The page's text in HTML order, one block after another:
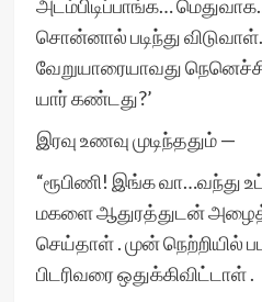
அடம்பிடிப்பாங்க… மெதுவாக…
சொன்னால் படிந்து
வேறுயாரையாவது
யார் கண்டது?’
இரவு உணவு முடிந்ததும் —
“ரூபிணி! இங்க வா…வந்து
மகளை ஆதுரத்துடன்
செய்தாள் . முன் நெற்றியில்
பிடரிவரை ஒதுக்கிவிட்டாள் .